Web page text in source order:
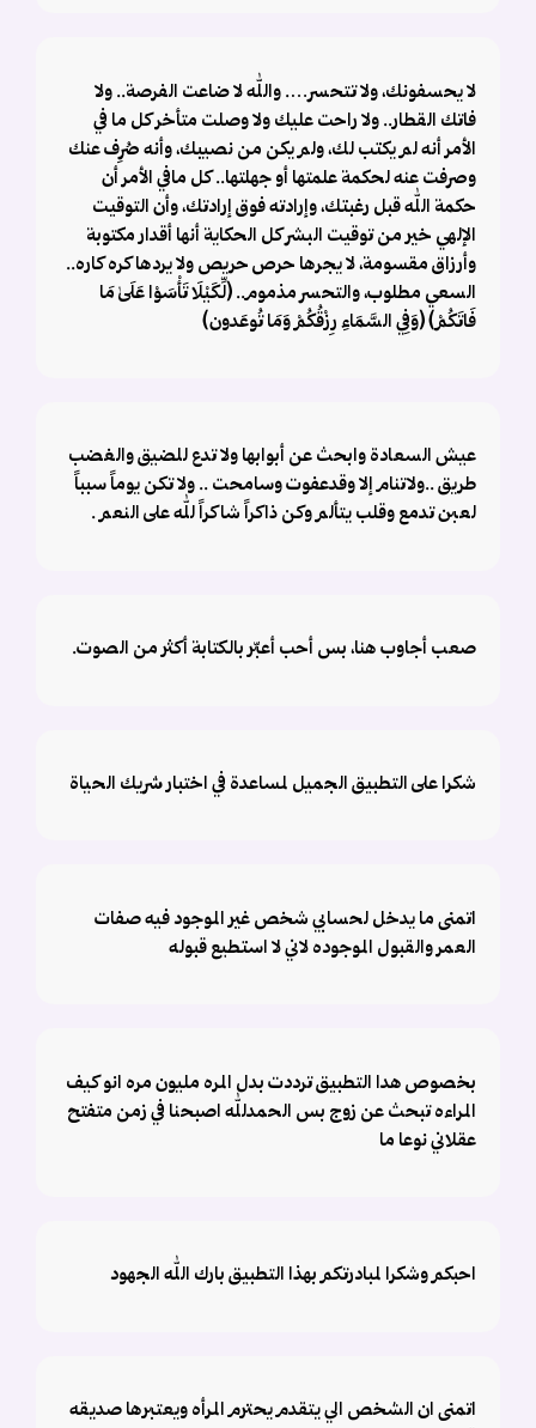
لا يحسفونك، ولا تتحسر…. ‏والله لا ضاعت الفرصة.. ‏ولا
فاتك القطار.. ‏ولا راحت عليك ‏ولا وصلت متأخر ‏كل ما في
الأمر أنه لم يكتب لك، ولم يكن من نصيبك، وأنه صُرِف عنك
وصرفت عنه لحكمة علمتها أو جهلتها.. ‏كل مافي الأمر أن
حكمة الله قبل رغبتك، وإرادته فوق إرادتك، وأن التوقيت
الإلهي خير من توقيت البشر ‏كل الحكاية أنها أقدار مكتوبة
وأرزاق مقسومة، لا يجرها حرص حريص ولا يردها كره كاره..
‏السعي مطلوب، والتحسر مذموم.. ‏(لِّكَيْلَا تَأْسَوْا عَلَىٰ مَا
فَاتَكُمْ) ‏(وَفِي السَّمَاءِ رِزْقُكُمْ وَمَا تُوعَدون)
عيش السعادة وابحث عن أبوابها ولا تدع للضيق والغضب
طريق ..ولاتنام إلا وقدعفوت وسامحت .. ولا تكن يوماً سبباً
لعبن تدمع وقلب يتألم وكن ذاكراً شاكراً لله على النعم .
صعب أجاوب هنا، بس أحب أعبّر بالكتابة أكثر من الصوت.
شكرا على التطبيق الجميل لمساعدة في اختبار شريك الحياة
اتمنى ما يدخل لحسابي شخص غير الموجود فيه صفات
العمر والقبول الموجوده لاني لا استطيع قبوله
بخصوص هدا التطبيق ترددت بدل المره مليون مره انو كيف
المراءه تبحث عن زوج بس الحمدلله اصبحنا في زمن متفتح
عقلاني نوعا ما
احبكم وشكرا لمبادرتكم بهذا التطبيق بارك الله الجهود
اتمنى ان الشخص الي يتقدم يحترم المرأه ويعتبرها صديقه